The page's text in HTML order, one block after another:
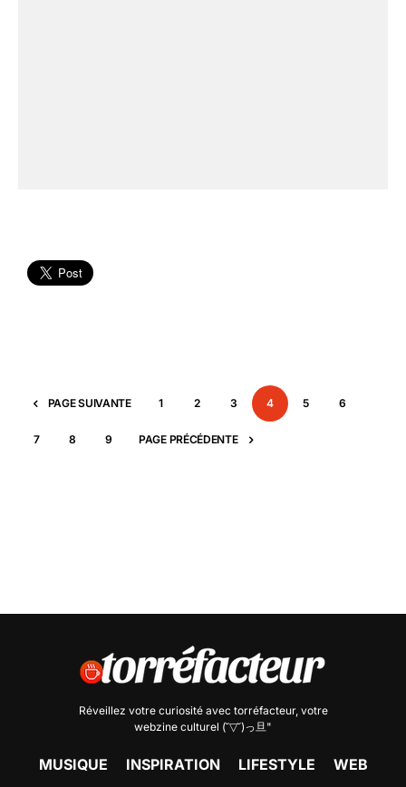
PAGE SUIVANTE 1 2 3 4 5 6
7 8 9 PAGE PRÉCÉDENTE
Réveillez votre curiosité avec torréfacteur, votre
webzine culturel (˘▽˘)っ旦"
MUSIQUE INSPIRATION LIFESTYLE WEB